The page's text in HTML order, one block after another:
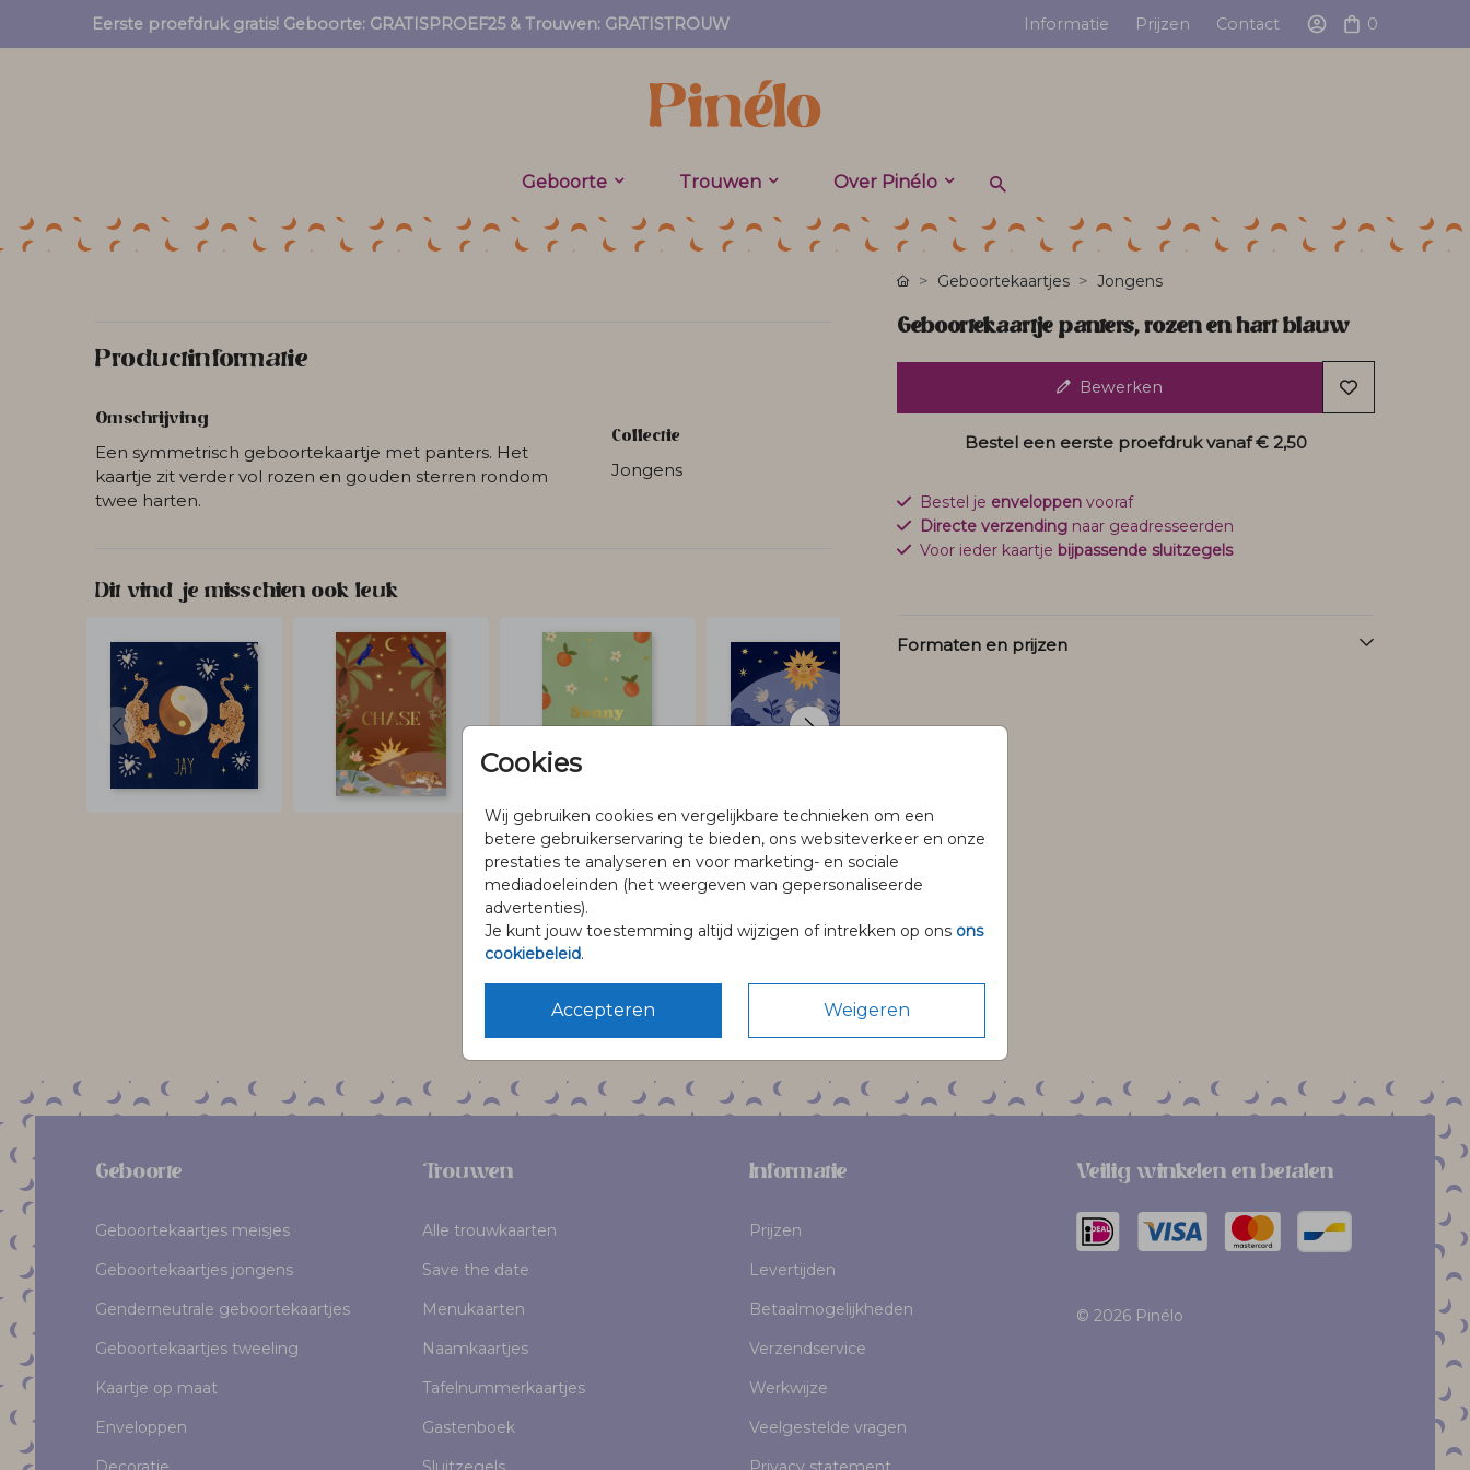
Eerste proefdruk gratis! Geboorte: GRATISPROEF25 & Trouwen: GRATISTROUW Informatie Prijzen Contact 0
Geboorte Trouwen Over Pinélo
Cookies
Wij gebruiken cookies en vergelijkbare technieken om een
betere gebruikerservaring te bieden, ons websiteverkeer en onze
prestaties te analyseren en voor marketing- en sociale
mediadoeleinden (het weergeven van gepersonaliseerde
advertenties).
Je kunt jouw toestemming altijd wijzigen of intrekken op ons ons
cookiebeleid.
Accepteren Weigeren
Productinformatie
Omschrijving
Een symmetrisch geboortekaartje met panters. Het
kaartje zit verder vol rozen en gouden sterren rondom
twee harten.
Collectie
Jongens
Dit vind je misschien ook leuk
Geboortekaartjes Jongens
Geboortekaartje panters, rozen en hart blauw
Bewerken
Bestel een eerste proefdruk vanaf€ 2,50
Bestel je enveloppenvooraf
Directe verzendingnaar geadresseerden
Voor ieder kaartje bijpassende sluitzegels
Formaten en prijzen
Volg Pinélo op Instagram
Geboorte
Geboortekaartjes meisjes
Geboortekaartjes jongens
Genderneutrale geboortekaartjes
Geboortekaartjes tweeling
Kaartje op maat
Enveloppen
Trouwen
Alle trouwkaarten
Save the date
Menukaarten
Naamkaartjes
Tafelnummerkaartjes
Gastenboek
Informatie
Prijzen
Levertijden
Betaalmogelijkheden
Verzendservice
Werkwijze
Veelgestelde vragen
Veilig winkelen en betalen
© 2026 Pinélo